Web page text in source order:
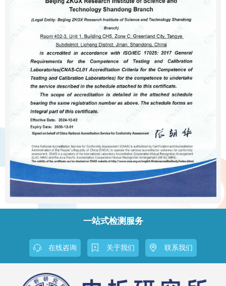
一站式检测服务
在线咨询 关于我们 联系我们